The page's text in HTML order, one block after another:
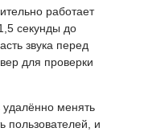
работает
секунды до
звука перед
для проверки
удалённо менять
пользователей, и